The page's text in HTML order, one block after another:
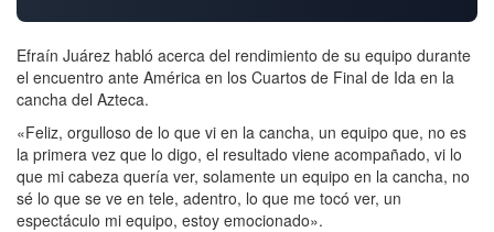
Efraín Juárez habló acerca del rendimiento de su equipo durante
el encuentro ante América en los Cuartos de Final de Ida en la
cancha del Azteca.
«Feliz, orgulloso de lo que vi en la cancha, un equipo que, no es
la primera vez que lo digo, el resultado viene acompañado, vi lo
que mi cabeza quería ver, solamente un equipo en la cancha, no
sé lo que se ve en tele, adentro, lo que me tocó ver, un
espectáculo mi equipo, estoy emocionado».